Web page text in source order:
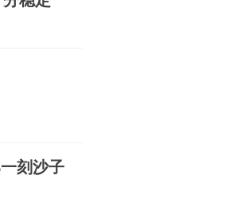
刻沙子